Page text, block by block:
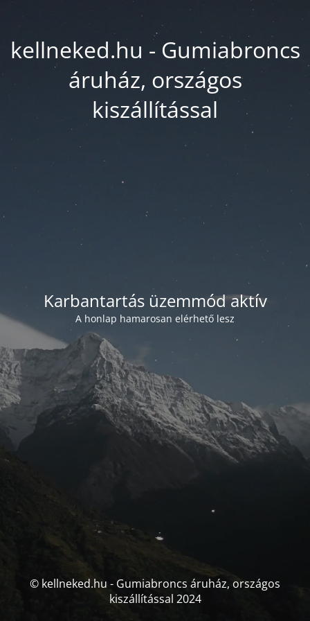
kellneked.hu - Gumiabroncs
áruház, országos
kiszállítással
Karbantartás üzemmód aktív
A honlap hamarosan elérhető lesz
© kellneked.hu - Gumiabroncs áruház, országos
kiszállítással 2024